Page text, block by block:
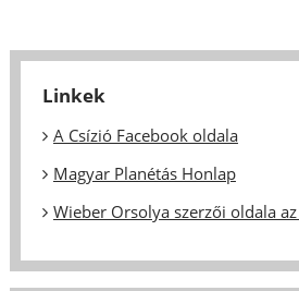
Linkek
A Csízió Facebook oldala
Magyar Planétás Honlap
Wieber Orsolya szerzői oldala az